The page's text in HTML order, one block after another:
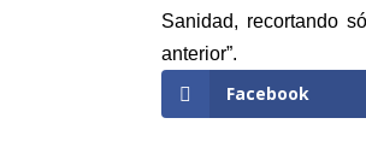
Sanidad, recortando
anterior”.
Facebook